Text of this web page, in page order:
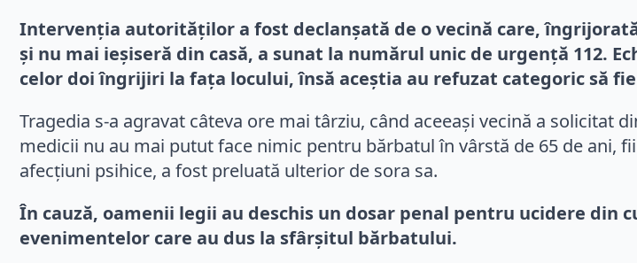
Intervenția autorităților a fost declanșată de o vecină care,
și nu mai ieșiseră din casă, a sunat la numărul unic de urgență 112.
celor doi îngrijiri la fața locului, însă aceștia au refuzat categoric să
Tragedia s-a agravat câteva ore mai târziu, când aceeași vecină a solicitat
medicii nu au mai putut face nimic pentru bărbatul în vârstă de 65 de ani,
afecțiuni psihice, a fost preluată ulterior de sora sa.
În cauză, oamenii legii au deschis un dosar penal pentru ucidere din
evenimentelor care au dus la sfârșitul bărbatului.